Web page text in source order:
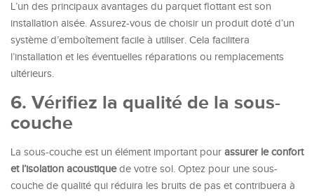
L’un des principaux avantages du parquet flottant est son
installation aisée. Assurez-vous de choisir un produit doté d’un
système d’emboîtement facile à utiliser. Cela facilitera
l’installation et les éventuelles réparations ou remplacements
ultérieurs.
6. Vérifiez la qualité de la sous-
couche
La sous-couche est un élément important pour assurer le confort
et l’isolation acoustiquede votre sol. Optez pour une sous-
couche de qualité qui réduira les bruits de pas et contribuera à